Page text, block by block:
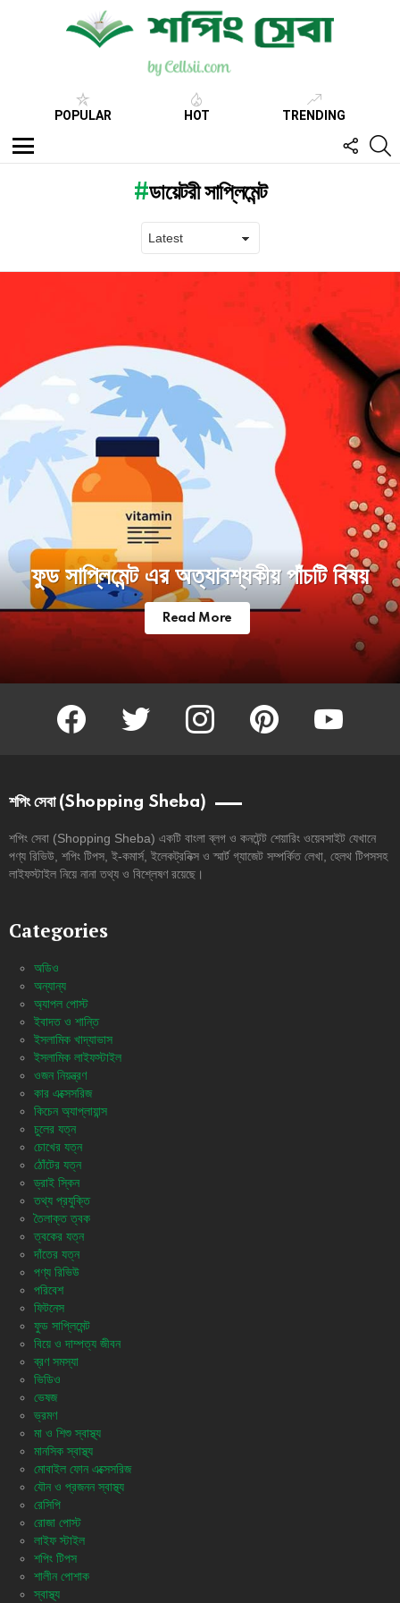
POPULAR HOT TRENDING
Menu
US
ডায়েটরী সাপ্লিমেন্ট
ফুড সাপ্লিমেন্ট এর অত্যাবশ্যকীয় পাঁচটি বিষয়
Read More
facebook twitter instagram pinterest youtube
শপিং সেবা (Shopping Sheba)
শপিং সেবা (Shopping Sheba) একটি বাংলা ব্লগ ও কনটেন্ট শেয়ারিং ওয়েবসাইট যেখানে
পণ্য রিভিউ, শপিং টিপস, ই-কমার্স, ইলেকট্রনিক্স ও স্মার্ট গ্যাজেট সম্পর্কিত লেখা, হেলথ টিপসসহ
লাইফস্টাইল নিয়ে নানা তথ্য ও বিশ্লেষণ রয়েছে।
Categories
অডিও
অন্যান্য
অ্যাপল পোস্ট
ইবাদত ও শান্তি
ইসলামিক খাদ্যাভাস
ইসলামিক লাইফস্টাইল
ওজন নিয়ন্ত্রণ
কার এক্সেসরিজ
কিচেন অ্যাপ্লায়ান্স
চুলের যত্ন
চোখের যত্ন
ঠোঁটের যত্ন
ড্রাই স্কিন
তথ্য প্রযুক্তি
তৈলাক্ত ত্বক
ত্বকের যত্ন
দাঁতের যত্ন
পণ্য রিভিউ
পরিবেশ
ফিটনেস
ফুড সাপ্লিমেন্ট
বিয়ে ও দাম্পত্য জীবন
ব্রণ সমস্যা
ভিডিও
ভেষজ
ভ্রমণ
মা ও শিশু স্বাস্থ্য
মানসিক স্বাস্থ্য
মোবাইল ফোন এক্সেসরিজ
যৌন ও প্রজনন স্বাস্থ্য
রেসিপি
রোজা পোস্ট
লাইফ স্টাইল
শপিং টিপস
শালীন পোশাক
স্বাস্থ্য